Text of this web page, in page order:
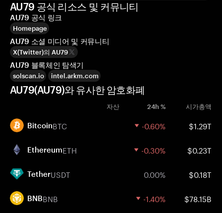
AU79 공식 리소스 및 커뮤니티
AU79 공식 링크
Homepage
AU79 소셜 미디어 및 커뮤니티
X(Twitter)의 AU79
AU79 블록체인 탐색기
solscan.io intel.arkm.com
AU79(AU79)와 유사한 암호화폐
자산 24h % 시가총액
BitcoinBTC -0.60% $1.29T
EthereumETH -0.30% $0.23T
TetherUSDT 0.00% $0.18T
BNBBNB -1.40% $78.15B